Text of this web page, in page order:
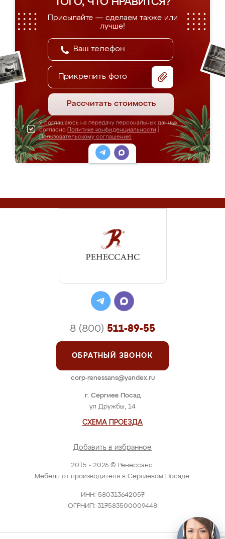
ТОГО, ЧТО НРАВИТСЯ?
Присылайте — сделаем также или
лучше!
Прикрепить фото
Рассчитать стоимость
Я соглашаюсь на передачу персональных данных
согласно Политике конфиденциальности
Пользовательскому соглашению
2015 - 2026 © Ренессанс.
Мебель от производителя в Сергиевом Посаде.
ИНН: 580313642057
ОГРНИП: 317583500009448
г. Сергиев Посад
ул Дружбы, 14
СХЕМА ПРОЕЗДА
Добавить в избранное
8 (800) 511-89-55
ОБРАТНЫЙ ЗВОНОК
corp-renessans@yandex.ru